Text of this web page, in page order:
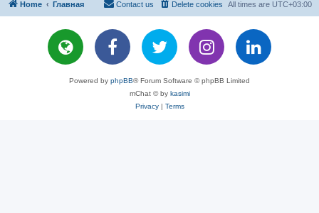
Home Главная All times are UTC+03:00
Delete cookies
Contact us
Powered by phpBB® Forum Software © phpBB Limited
mChat © by kasimi
Privacy| Terms